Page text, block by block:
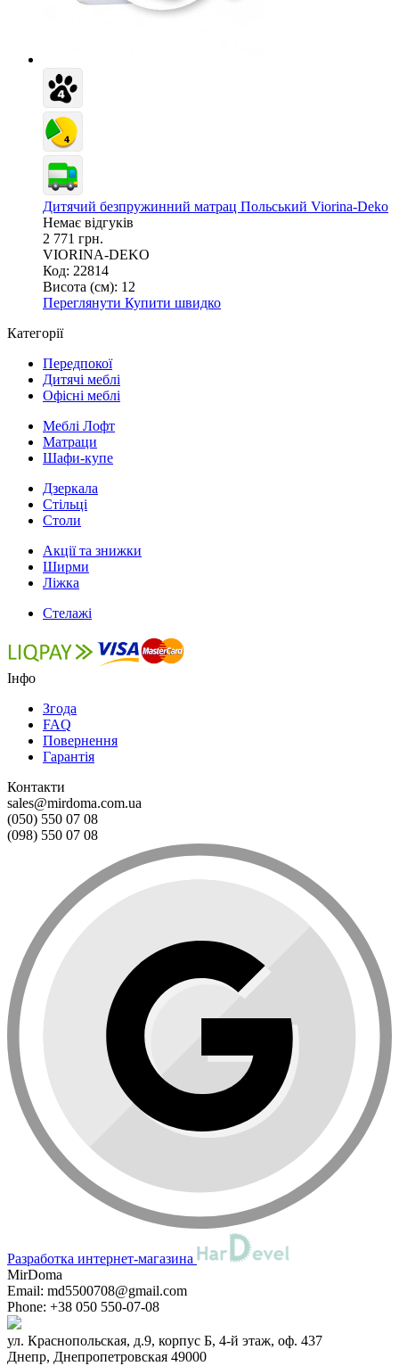
Дитячий безпружинний матрац Польський Viorina-Deko
Немає відгуків
2 771 грн.
VIORINA-DEKO
Код: 22814
Висота (см): 12
Переглянути Купити швидко
Категорії
Передпокої
Дитячі меблі
Офісні меблі
Меблі Лофт
Матраци
Шафи-купе
Дзеркала
Стільці
Столи
Акції та знижки
Ширми
Ліжка
Стелажі
Інфо
Згода
FAQ
Повернення
Гарантія
Контакти
sales@mirdoma.com.ua
(050) 550 07 08
(098) 550 07 08
Разработка интернет-магазина
MirDoma
Email: md5500708@gmail.com
Phone: +38 050 550-07-08
ул. Краснопольская, д.9, корпус Б, 4-й этаж, оф. 437
Днепр, Днепропетровская 49000